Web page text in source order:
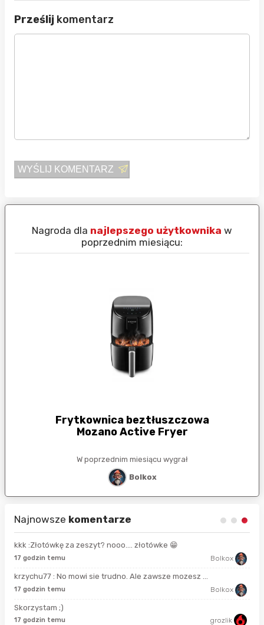
Prześlij komentarz
WYŚLIJ KOMENTARZ
Nagroda dla najlepszego użytkownika w
poprzednim miesiącu:
Frytkownica beztłuszczowa
Mozano Active Fryer
W poprzednim miesiącu wygrał
Bolkox
Najnowsze komentarze
kkk :Złotówkę za zeszyt? nooo…. złotówke 😁
17 godzin temu Bolkox
krzychu77 : No mowi sie trudno. Ale zawsze mozesz ...
17 godzin temu Bolkox
Skorzystam ;)
17 godzin temu grozlik